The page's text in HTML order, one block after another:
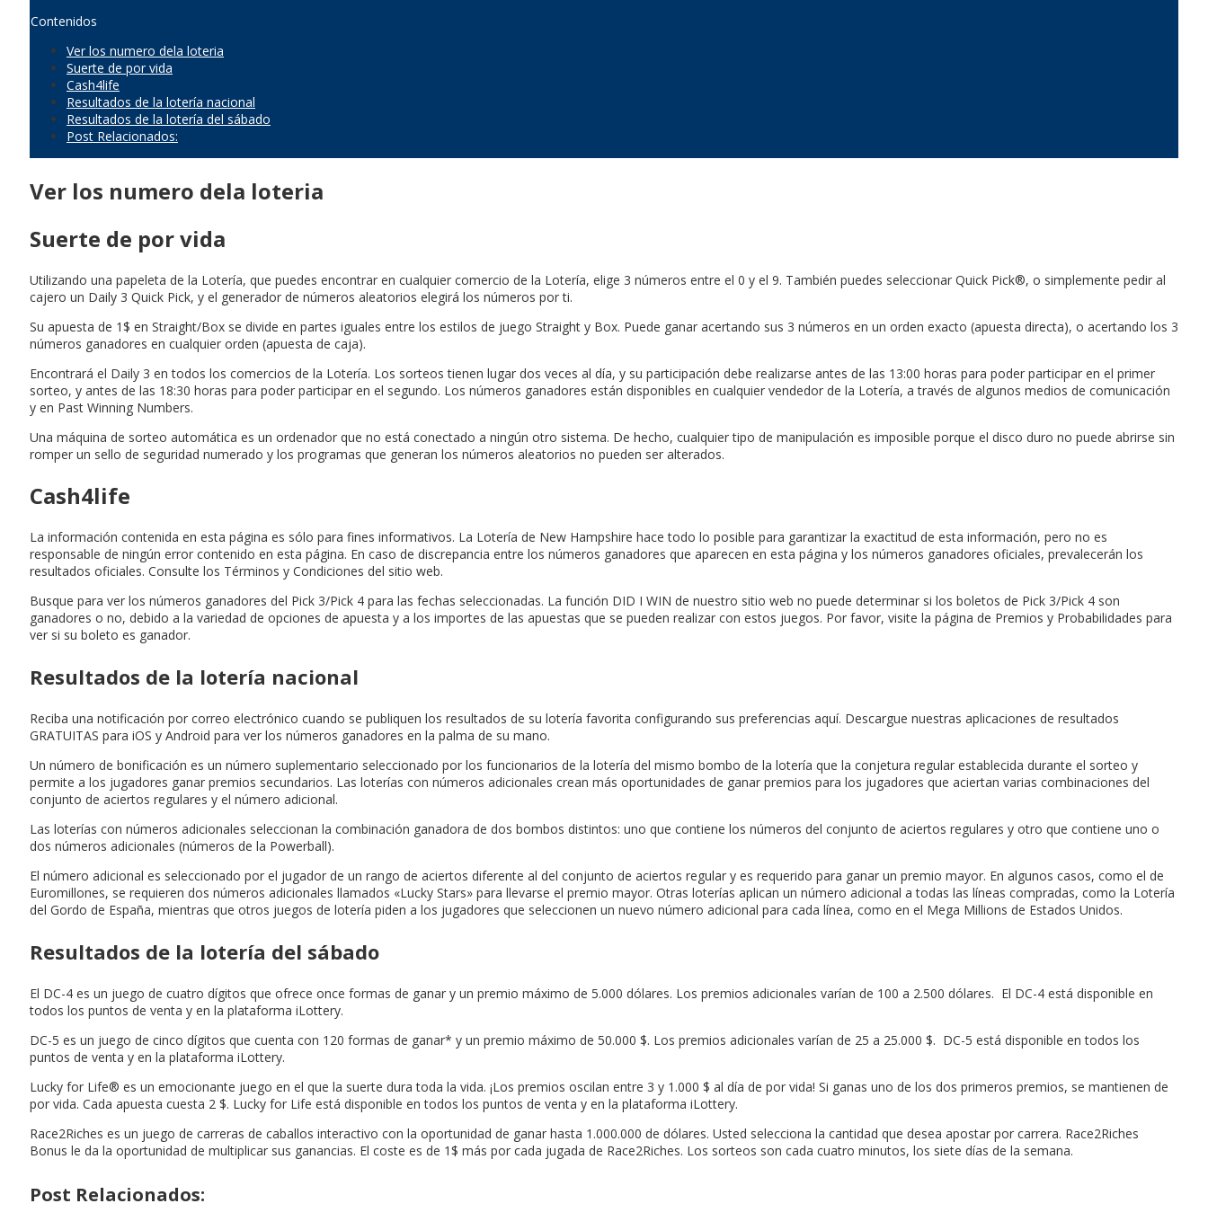
Contenidos
Ver los numero dela loteria
Suerte de por vida
Cash4life
Resultados de la lotería nacional
Resultados de la lotería del sábado
Post Relacionados:
Ver los numero dela loteria
Suerte de por vida
Utilizando una papeleta de la Lotería, que puedes encontrar en cualquier comercio de la Lotería, elige 3 números entre el 0 y el 9. También puedes seleccionar Quick Pick®, o simplemente pedir al
cajero un Daily 3 Quick Pick, y el generador de números aleatorios elegirá los números por ti.
Su apuesta de 1$ en Straight/Box se divide en partes iguales entre los estilos de juego Straight y Box. Puede ganar acertando sus 3 números en un orden exacto (apuesta directa), o acertando los 3
números ganadores en cualquier orden (apuesta de caja).
Encontrará el Daily 3 en todos los comercios de la Lotería. Los sorteos tienen lugar dos veces al día, y su participación debe realizarse antes de las 13:00 horas para poder participar en el primer
sorteo, y antes de las 18:30 horas para poder participar en el segundo. Los números ganadores están disponibles en cualquier vendedor de la Lotería, a través de algunos medios de comunicación
y en Past Winning Numbers.
Una máquina de sorteo automática es un ordenador que no está conectado a ningún otro sistema. De hecho, cualquier tipo de manipulación es imposible porque el disco duro no puede abrirse sin
romper un sello de seguridad numerado y los programas que generan los números aleatorios no pueden ser alterados.
Cash4life
La información contenida en esta página es sólo para fines informativos. La Lotería de New Hampshire hace todo lo posible para garantizar la exactitud de esta información, pero no es
responsable de ningún error contenido en esta página. En caso de discrepancia entre los números ganadores que aparecen en esta página y los números ganadores oficiales, prevalecerán los
resultados oficiales. Consulte los Términos y Condiciones del sitio web.
Busque para ver los números ganadores del Pick 3/Pick 4 para las fechas seleccionadas. La función DID I WIN de nuestro sitio web no puede determinar si los boletos de Pick 3/Pick 4 son
ganadores o no, debido a la variedad de opciones de apuesta y a los importes de las apuestas que se pueden realizar con estos juegos. Por favor, visite la página de Premios y Probabilidades para
ver si su boleto es ganador.
Resultados de la lotería nacional
Reciba una notificación por correo electrónico cuando se publiquen los resultados de su lotería favorita configurando sus preferencias aquí. Descargue nuestras aplicaciones de resultados
GRATUITAS para iOS y Android para ver los números ganadores en la palma de su mano.
Un número de bonificación es un número suplementario seleccionado por los funcionarios de la lotería del mismo bombo de la lotería que la conjetura regular establecida durante el sorteo y
permite a los jugadores ganar premios secundarios. Las loterías con números adicionales crean más oportunidades de ganar premios para los jugadores que aciertan varias combinaciones del
conjunto de aciertos regulares y el número adicional.
Las loterías con números adicionales seleccionan la combinación ganadora de dos bombos distintos: uno que contiene los números del conjunto de aciertos regulares y otro que contiene uno o
dos números adicionales (números de la Powerball).
El número adicional es seleccionado por el jugador de un rango de aciertos diferente al del conjunto de aciertos regular y es requerido para ganar un premio mayor. En algunos casos, como el de
Euromillones, se requieren dos números adicionales llamados «Lucky Stars» para llevarse el premio mayor. Otras loterías aplican un número adicional a todas las líneas compradas, como la Lotería
del Gordo de España, mientras que otros juegos de lotería piden a los jugadores que seleccionen un nuevo número adicional para cada línea, como en el Mega Millions de Estados Unidos.
Resultados de la lotería del sábado
El DC-4 es un juego de cuatro dígitos que ofrece once formas de ganar y un premio máximo de 5.000 dólares. Los premios adicionales varían de 100 a 2.500 dólares. El DC-4 está disponible en
todos los puntos de venta y en la plataforma iLottery.
DC-5 es un juego de cinco dígitos que cuenta con 120 formas de ganar* y un premio máximo de 50.000 $. Los premios adicionales varían de 25 a 25.000 $. DC-5 está disponible en todos los
puntos de venta y en la plataforma iLottery.
Lucky for Life® es un emocionante juego en el que la suerte dura toda la vida. ¡Los premios oscilan entre 3 y 1.000 $ al día de por vida! Si ganas uno de los dos primeros premios, se mantienen de
por vida. Cada apuesta cuesta 2 $. Lucky for Life está disponible en todos los puntos de venta y en la plataforma iLottery.
Race2Riches es un juego de carreras de caballos interactivo con la oportunidad de ganar hasta 1.000.000 de dólares. Usted selecciona la cantidad que desea apostar por carrera. Race2Riches
Bonus le da la oportunidad de multiplicar sus ganancias. El coste es de 1$ más por cada jugada de Race2Riches. Los sorteos son cada cuatro minutos, los siete días de la semana.
Post Relacionados: